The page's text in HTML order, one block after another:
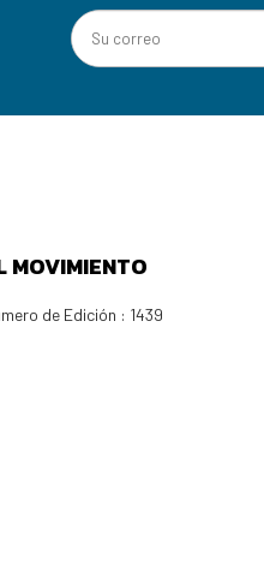
MOVIMIENTO
de Edición : 1439